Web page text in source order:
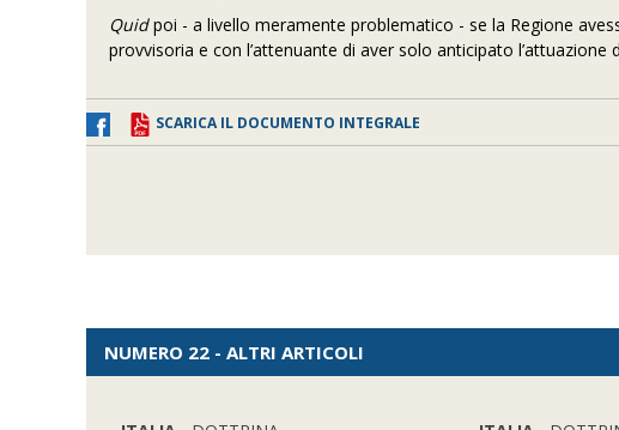
Quidpoi - a livello meramente problematico - se la Regione
provvisoria e con l’attenuante di aver solo anticipato l’attuazione
SCARICA IL DOCUMENTO INTEGRALE
NUMERO 22 - ALTRI ARTICOLI